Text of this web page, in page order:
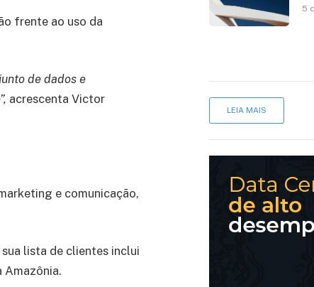
frente ao uso da
de dados e
acrescenta Victor
e comunicação,
lista de clientes inclui
Amazônia.
5
LEIA MAIS